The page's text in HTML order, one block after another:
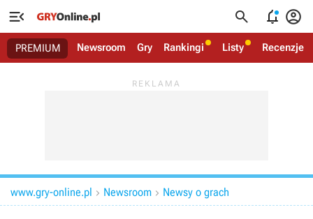
   
PREMIUM Newsroom Gry Rankingi Listy Recenzje
www.gry-online.pl  Newsroom  Newsy o grach